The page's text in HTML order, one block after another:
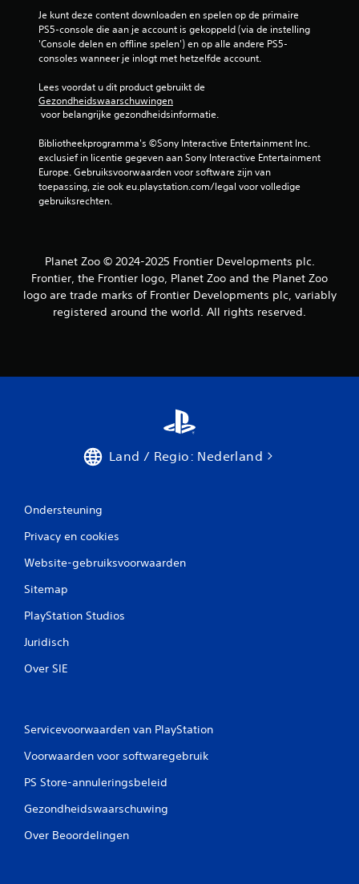
Je kunt deze content downloaden en spelen op de primaire
PS5-console die aan je account is gekoppeld (via de instelling
'Console delen en offline spelen') en op alle andere PS5-
consoles wanneer je inlogt met hetzelfde account.
Lees voordat u dit product gebruikt de
Gezondheidswaarschuwingen
voor belangrijke gezondheidsinformatie.
Bibliotheekprogramma's ©Sony Interactive Entertainment Inc.
exclusief in licentie gegeven aan Sony Interactive Entertainment
Europe. Gebruiksvoorwaarden voor software zijn van
toepassing, zie ook eu.playstation.com/legal voor volledige
gebruiksrechten.
Planet Zoo © 2024-2025 Frontier Developments plc.
Frontier, the Frontier logo, Planet Zoo and the Planet Zoo
logo are trade marks of Frontier Developments plc, variably
registered around the world. All rights reserved.
Land / Regio: Nederland
Ondersteuning
Privacy en cookies
Website-gebruiksvoorwaarden
Sitemap
PlayStation Studios
Juridisch
Over SIE
Servicevoorwaarden van PlayStation
Voorwaarden voor softwaregebruik
PS Store-annuleringsbeleid
Gezondheidswaarschuwing
Over Beoordelingen